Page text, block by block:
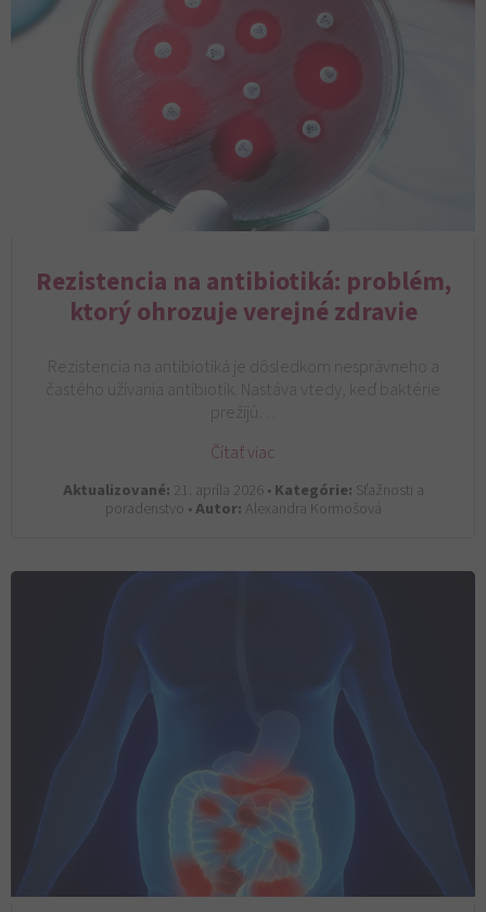
Rezistencia na antibiotiká: problém,
ktorý ohrozuje verejné zdravie
Rezistencia na antibiotiká je dôsledkom nesprávneho a
častého užívania antibiotík. Nastáva vtedy, keď baktérie
prežijú…
Čítať viac
Aktualizované: 21. apríla 2026 •Kategórie: Sťažnosti a
poradenstvo •Autor: Alexandra Kormošová